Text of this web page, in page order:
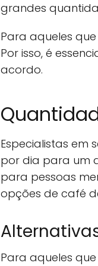
grandes
Para aqueles
Por isso, é
acordo.
Especialistas em
por dia para um
para pessoas
opções de café
Para aqueles